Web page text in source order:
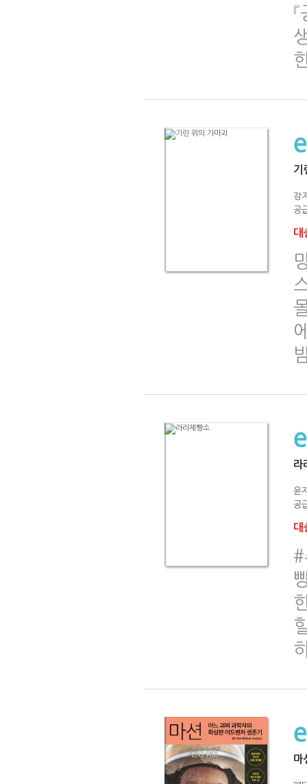
기
강
공
대
라
윤
공
대
#
마